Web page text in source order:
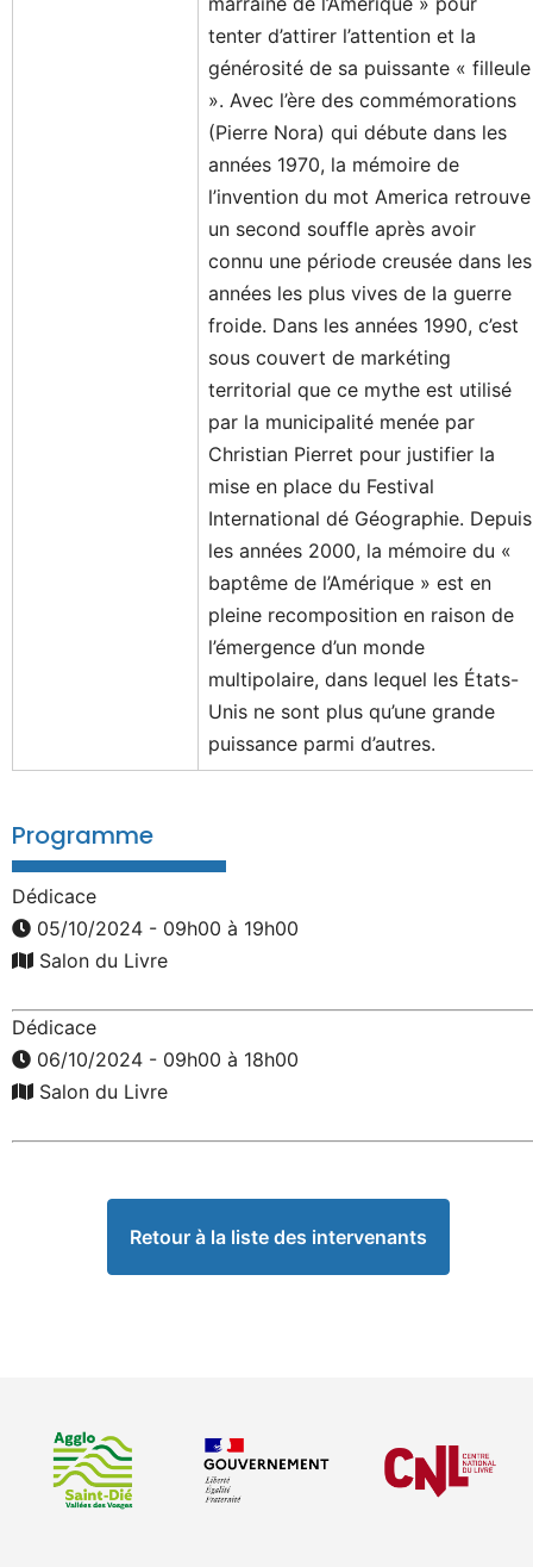
tenter d’attirer l’attention et la
générosité de sa puissante « filleule
». Avec l’ère des commémorations
(Pierre Nora) qui débute dans les
années 1970, la mémoire de
l’invention du mot America retrouve
un second souffle après avoir
connu une période creusée dans les
années les plus vives de la guerre
froide. Dans les années 1990, c’est
sous couvert de markéting
territorial que ce mythe est utilisé
par la municipalité menée par
Christian Pierret pour justifier la
mise en place du Festival
International dé Géographie. Depuis
les années 2000, la mémoire du «
baptême de l’Amérique » est en
pleine recomposition en raison de
l’émergence d’un monde
multipolaire, dans lequel les États-
Unis ne sont plus qu’une grande
puissance parmi d’autres.
Programme
Dédicace
05/10/2024 - 09h00 à 19h00
Salon du Livre
Dédicace
06/10/2024 - 09h00 à 18h00
Salon du Livre
Retour à la liste des intervenants